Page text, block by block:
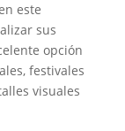
este
sus
opción
festivales
visuales